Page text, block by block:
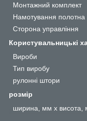
Монтажний комплект
Намотування полотна
Сторона управління
Користувальницькі
Вироби
Тип виробу
рулонні штори
розмір
ширина, мм х висота,